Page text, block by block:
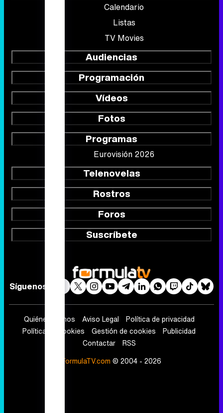
Calendario
Listas
TV Movies
Audiencias
Programación
Vídeos
Fotos
Programas
Eurovisión 2026
Telenovelas
Rostros
Foros
Suscríbete
Síguenos
Quiénes somos Aviso Legal
Política de privacidad
Política de cookies
Gestión de cookies
Publicidad
Contactar
RSS
FormulaTV.com © 2004 - 2026